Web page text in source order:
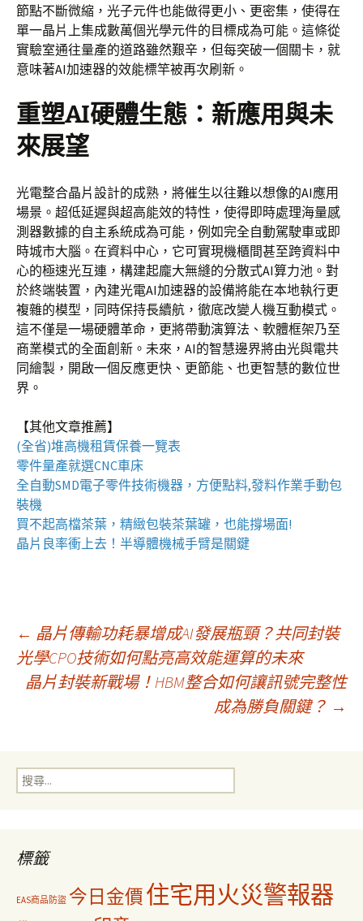
節點不斷微縮，光子元件也能做得更小、更密集，使得在
單一晶片上集成數萬個光學元件的目標成為可能。這條從
實驗室通往量產的道路雖然艱辛，但每突破一個關卡，就
意味著AI加速器的效能標竿被再次刷新。
重塑AI硬體生態：新應用與未
來展望
光電整合晶片設計的成熟，將催生以往難以想像的AI應用
場景。超低延遲與超高能效的特性，使得即時處理海量感
測器數據的自主系統成為可能，例如完全自動駕駛車或即
時城市大腦。在資料中心，它可實現機櫃間甚至跨資料中
心的極速光互連，構建起龐大無縫的分散式AI算力池。對
於終端裝置，內建光電AI加速器的設備將能在本地執行更
複雜的模型，同時保持長續航，徹底改變人機互動模式。
這不僅是一場硬體革命，更將帶動演算法、軟體框架乃至
商業模式的全面創新。未來，AI的智慧邊界將由光與電共
同繪製，開啟一個反應更快、更節能、也更智慧的數位世
界。
【其他文章推薦】
(全省)堆高機租賃保養一覽表
零件量產就選CNC車床
全自動SMD電子零件技術機器 ，方便點料,發料作業手動包
裝機
買不起高檔茶葉，精緻包裝茶葉罐 ，也能撐場面!
晶片良率衝上去！ 半導體機械手臂是關鍵
文
章
覽
← 晶片傳輸功耗暴增成AI發展瓶頸？共同封裝
光學CPO技術如何點亮高效能運算的未來
晶片封裝新戰場！HBM整合如何讓訊號完整性
成為勝負關鍵？ →
搜
尋
標籤
EAS商品防盜 今日金價住宅用火災警報器